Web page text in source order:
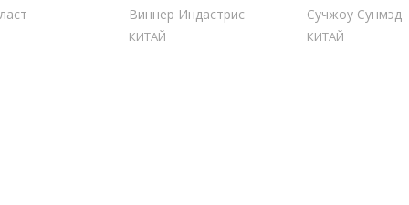
Виннер Индастрис
КИТАЙ
Сучжоу Сунмэд
КИТАЙ